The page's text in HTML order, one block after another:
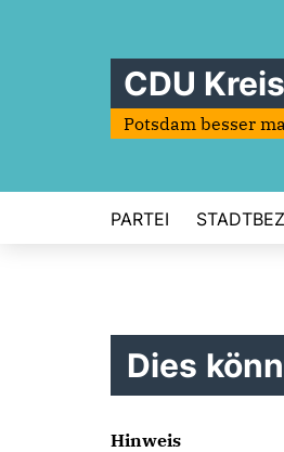
CDU
Potsdam besser
PARTEI
Dies
Hinweis